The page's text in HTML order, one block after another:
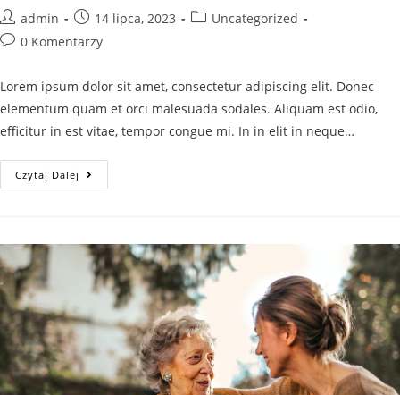
admin 14 lipca, 2023
Uncategorized
0 Komentarzy
Lorem ipsum dolor sit amet, consectetur adipiscing elit. Donec
elementum quam et orci malesuada sodales. Aliquam est odio,
efficitur in est vitae, tempor congue mi. In in elit in neque…
Czytaj Dalej